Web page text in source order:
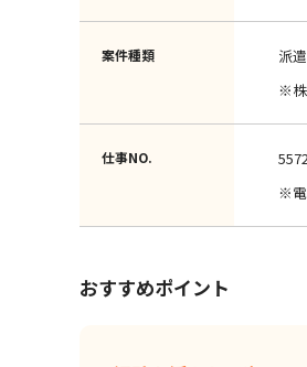
案件種類
派遣
※株
仕事NO.
※電
おすすめポイント